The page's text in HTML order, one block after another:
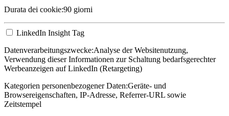
Durata dei cookie:90 giorni
LinkedIn Insight Tag
Datenverarbeitungszwecke:Analyse der Websitenutzung,
Verwendung dieser Informationen zur Schaltung bedarfsgerechter
Werbeanzeigen auf LinkedIn (Retargeting)
Kategorien personenbezogener Daten:Geräte- und
Browsereigenschaften, IP-Adresse, Referrer-URL sowie
Zeitstempel